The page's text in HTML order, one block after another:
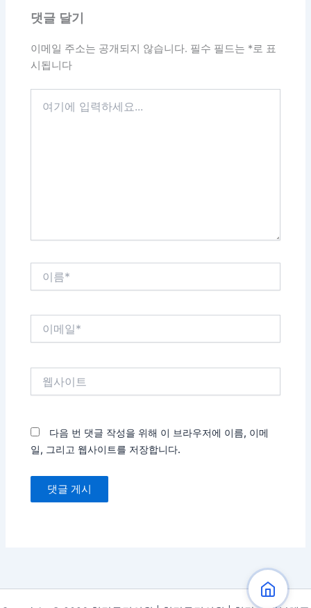
댓글 달기
이메일 주소는 공개되지 않습니다. 필수 필드는 *로 표
시됩니다
다음 번 댓글 작성을 위해 이 브라우저에 이름, 이메
일, 그리고 웹사이트를 저장합니다.